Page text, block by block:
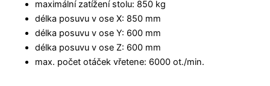
maximální zatížení stolu: 850 kg
délka posuvu v ose X: 850 mm
délka posuvu v ose Y: 600 mm
délka posuvu v ose Z: 600 mm
max. počet otáček vřetene: 6000 ot./min.